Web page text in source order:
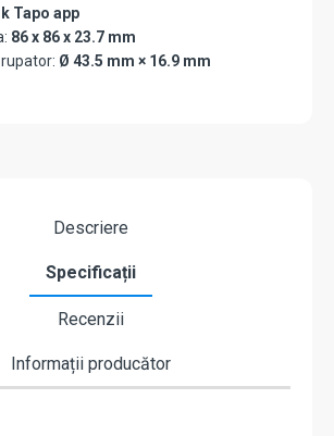
Tapo app
86 x 86 x 23.7 mm
Ø 43.5 mm × 16.9 mm
Descriere
Specificații
Recenzii
Informații producător